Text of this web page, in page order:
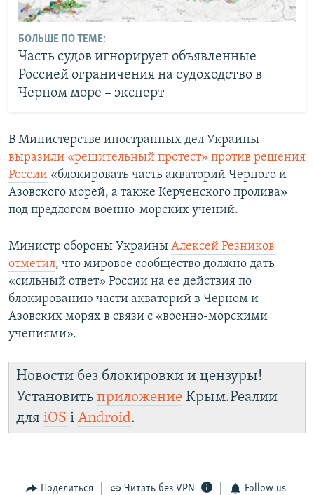
БОЛЬШЕ ПО ТЕМЕ:
Часть судов игнорирует объявленные
Россией ограничения на судоходство в
Черном море – эксперт
В Министерстве иностранных дел Украины
выразили «решительный протест» против решения
России «блокировать часть акваторий Черного и
Азовского морей, а также Керченского пролива»
под предлогом военно-морских учений.
Министр обороны Украины Алексей Резников
отметил, что мировое сообщество должно дать
«сильный ответ» России на ее действия по
блокированию части акваторий в Черном и
Азовских морях в связи с «военно-морскими
учениями».
Новости без блокировки и цензуры!
Установить приложение Крым.Реалии
для iOS і Android.
Поделиться Читать без VPN Follow us